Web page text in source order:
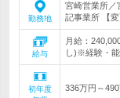
勤務地
宮崎営業所／
記事業所 【
給与
月給：
し)※経験・
初年度
336万円～